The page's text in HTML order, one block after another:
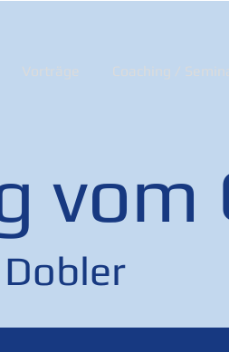
Vorträge Coaching /
vom